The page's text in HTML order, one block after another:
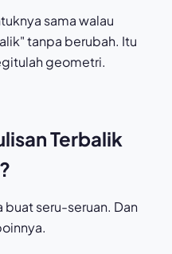
sama walau
tanpa berubah. Itu
geometri.
Terbalik
seru-seruan. Dan